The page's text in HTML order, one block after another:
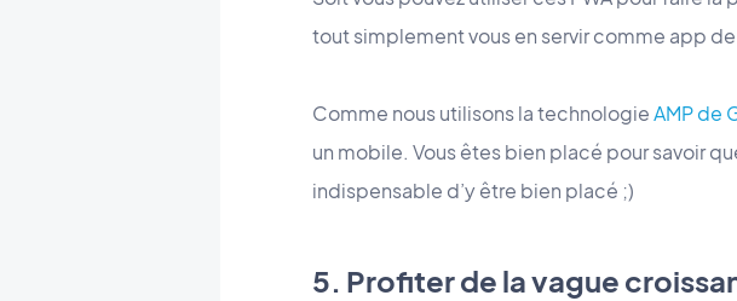
tout simplement vous en servir comme app
Comme nous utilisons la technologieAMP de
un mobile. Vous êtes bien placé pour savoir
indispensable d’y être bien placé ;)
5. Profiter de la vague